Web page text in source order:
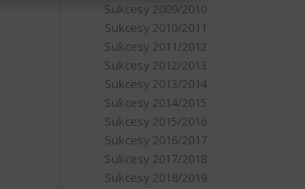
Sukcesy 2009/2010
Sukcesy 2010/2011
Sukcesy 2011/2012
Sukcesy 2012/2013
Sukcesy 2013/2014
Sukcesy 2014/2015
Sukcesy 2015/2016
Sukcesy 2016/2017
Sukcesy 2017/2018
Sukcesy 2018/2019